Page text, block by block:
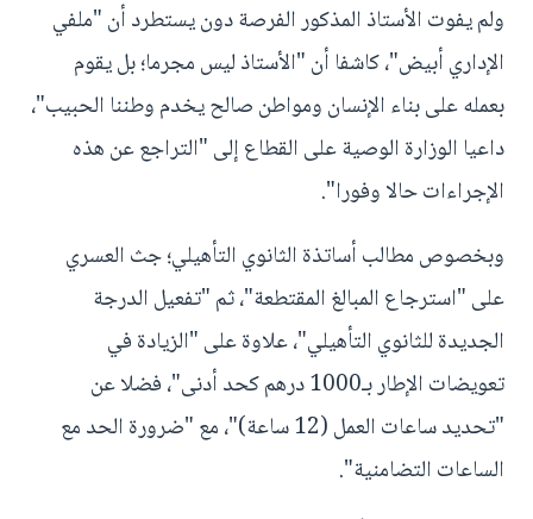
ولم يفوت الأستاذ المذكور الفرصة دون يستطرد أن "ملفي
الإداري أبيض"، كاشفا أن "الأستاذ ليس مجرما؛ بل يقوم
بعمله على بناء الإنسان ومواطن صالح يخدم وطننا الحبيب"،
داعيا الوزارة الوصية على القطاع إلى "التراجع عن هذه
الإجراءات حالا وفورا".
وبخصوص مطالب أساتذة الثانوي التأهيلي؛ جث العسري
على "استرجاع المبالغ المقتطعة"، ثم "تفعيل الدرجة
الجديدة للثانوي التأهيلي"، علاوة على "الزيادة في
تعويضات الإطار بـ1000 درهم كحد أدنى"، فضلا عن
"تحديد ساعات العمل (12 ساعة)"، مع "ضرورة الحد مع
الساعات التضامنية".